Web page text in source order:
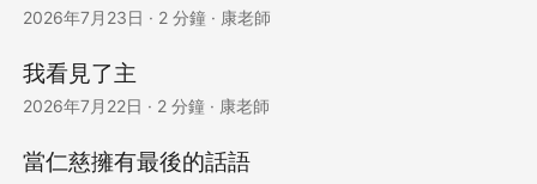
2026年7月23日 · 2 分鐘 · 康老師
我看見了主
2026年7月22日 · 2 分鐘 · 康老師
當仁慈擁有最後的話語